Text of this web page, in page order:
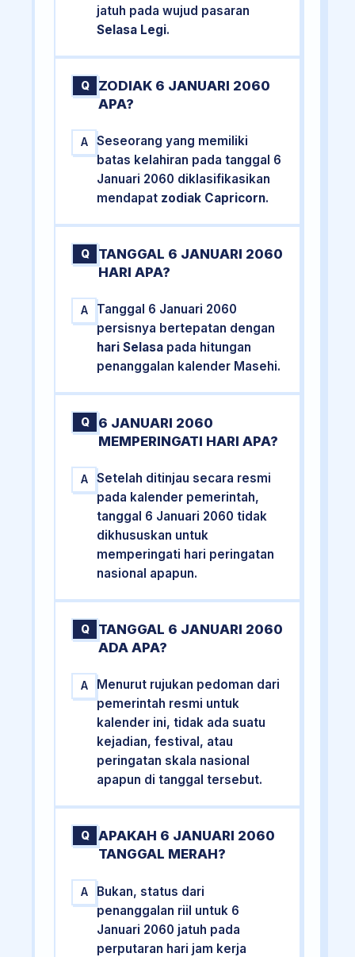
jatuh pada wujud pasaran
Selasa Legi.
Q
ZODIAK 6 JANUARI 2060
APA?
A
Seseorang yang memiliki
batas kelahiran pada tanggal 6
Januari 2060 diklasifikasikan
mendapat zodiak Capricorn.
Q
TANGGAL 6 JANUARI 2060
HARI APA?
A
Tanggal 6 Januari 2060
persisnya bertepatan dengan
hari Selasa pada hitungan
penanggalan kalender Masehi.
Q
6 JANUARI 2060
MEMPERINGATI HARI APA?
A
Setelah ditinjau secara resmi
pada kalender pemerintah,
tanggal 6 Januari 2060 tidak
dikhususkan untuk
memperingati hari peringatan
nasional apapun.
Q
TANGGAL 6 JANUARI 2060
ADA APA?
A
Menurut rujukan pedoman dari
pemerintah resmi untuk
kalender ini, tidak ada suatu
kejadian, festival, atau
peringatan skala nasional
apapun di tanggal tersebut.
Q
APAKAH 6 JANUARI 2060
TANGGAL MERAH?
A
Bukan, status dari
penanggalan riil untuk 6
Januari 2060 jatuh pada
perputaran hari jam kerja